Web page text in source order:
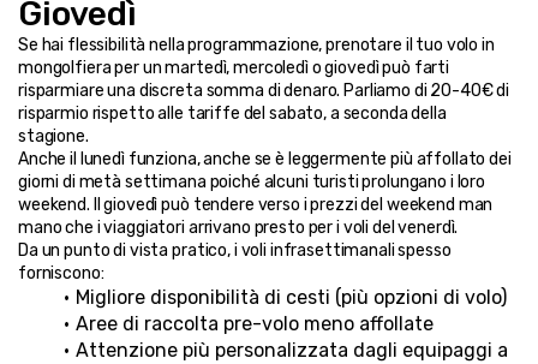
Giovedì
Se hai flessibilità nella programmazione, prenotare il tuo volo in
mongolfiera per un martedì, mercoledì o giovedì può farti
risparmiare una discreta somma di denaro. Parliamo di 20-40€ di
risparmio rispetto alle tariffe del sabato, a seconda della
stagione.
Anche il lunedì funziona, anche se è leggermente più affollato dei
giorni di metà settimana poiché alcuni turisti prolungano i loro
weekend. Il giovedì può tendere verso i prezzi del weekend man
mano che i viaggiatori arrivano presto per i voli del venerdì.
Da un punto di vista pratico, i voli infrasettimanali spesso
forniscono:
Migliore disponibilità di cesti (più opzioni di volo)
Aree di raccolta pre-volo meno affollate
Attenzione più personalizzata dagli equipaggi a